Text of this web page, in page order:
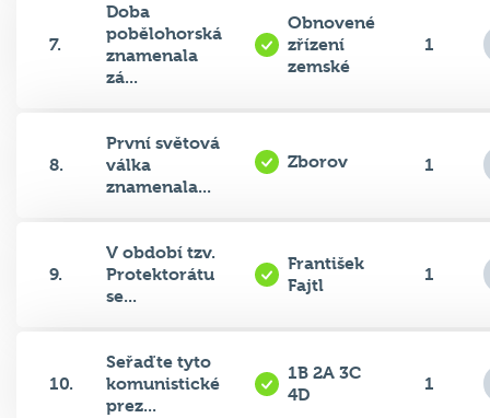
7.
Doba
pobělohorská
znamenala
zá...
Obnovené
zřízení
zemské
1
8.
První světová
válka
znamenala...
Zborov 1
9.
V období tzv.
Protektorátu
se...
František
Fajtl
1
10.
Seřaďte tyto
komunistické
prez...
1B 2A 3C
4D
1